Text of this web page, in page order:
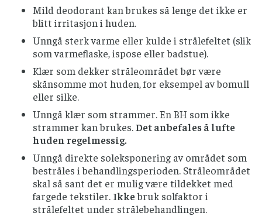
Mild deodorant kan brukes så lenge det ikke er
blitt irritasjon i huden.
Unngå sterk varme eller kulde i strålefeltet (slik
som varmeflaske, ispose eller badstue).
Klær som dekker stråleområdet bør være
skånsomme mot huden, for eksempel av bomull
eller silke.
Unngå klær som strammer. En BH som ikke
strammer kan brukes.Det anbefales å lufte
huden regelmessig.
Unngå direkte soleksponering av området som
bestråles i behandlingsperioden. Stråleområdet
skal så sant det er mulig være tildekket med
fargede tekstiler. Ikkebruk solfaktor i
strålefeltet under strålebehandlingen.